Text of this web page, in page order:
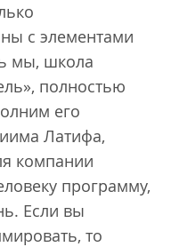
с элементами
мы, школа
полностью
его
Латифа,
компании
программу,
Если вы
то